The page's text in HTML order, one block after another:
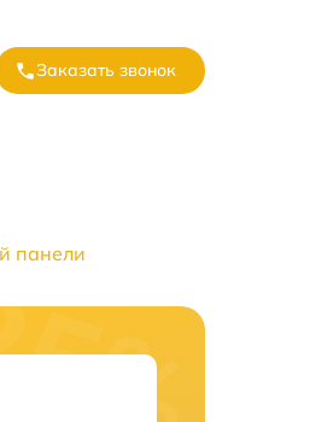
Заказать звонок
панели